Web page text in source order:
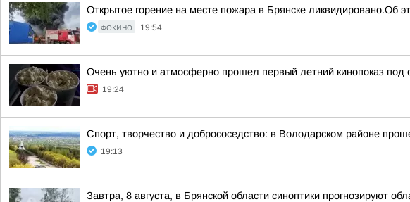
Открытое горение на месте пожара в Брянске ликвидировано.Об
ФОКИНО 19:54
Очень уютно и атмосферно прошел первый летний кинопоказ под
19:24
Спорт, творчество и добрососедство: в Володарском районе
19:13
Завтра, 8 августа, в Брянской области синоптики прогнозируют